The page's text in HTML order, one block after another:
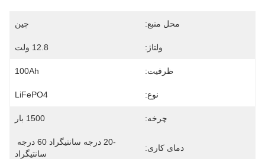
محل منبع: چین
ولتاژ: 12.8 ولت
ظرفیت: 100Ah
نوع: LiFePO4
چرخه: 1500 بار
دمای کاری:
سانتیگراد